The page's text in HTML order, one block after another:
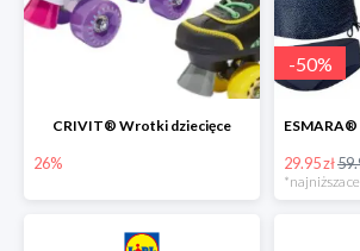
CRIVIT® Wrotki dziecięce
26%
-50%
29.95 zł